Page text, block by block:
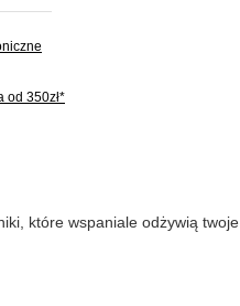
od 350zł*
które wspaniale odżywią twoje